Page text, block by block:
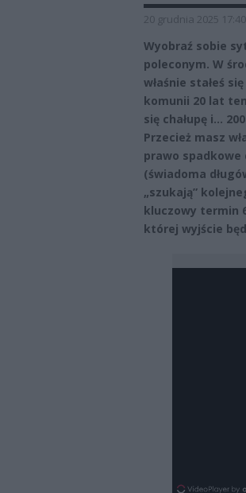
20 grudnia 2025 17:40
Wyobraź sobie
poleconym. W
właśnie stałeś
komunii 20 lat
się chałupę i…
Przecież masz
prawo spadkowe
(świadoma
„szukają”
kluczowy termin
której wyjście